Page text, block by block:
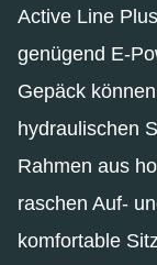
Active Line
genügend E-
Gepäck
hydraulischen
Rahmen aus
raschen Auf-
komfortable